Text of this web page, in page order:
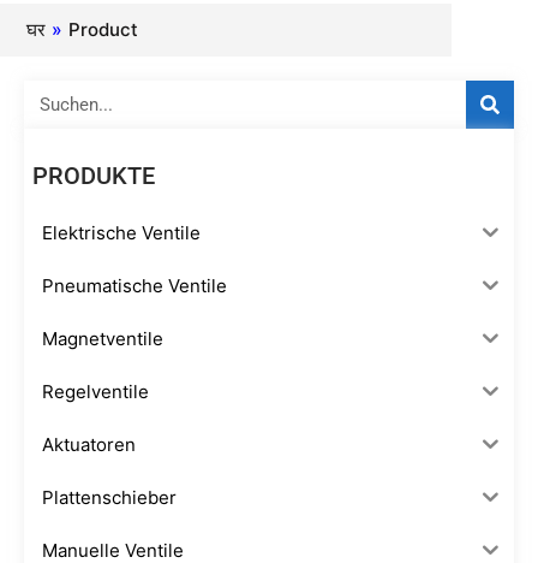
घर » Product
PRODUKTE
Elektrische Ventile
Pneumatische Ventile
Magnetventile
Regelventile
Aktuatoren
Plattenschieber
Manuelle Ventile